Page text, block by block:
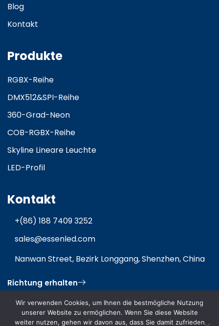
Blog
Kontakt
Produkte
RGBX-Reihe
DMX512&SPI-Reihe
360-Grad-Neon
COB-RGBX-Reihe
Skyline Lineare Leuchte
LED-Profil
Kontakt
+(86) 188 7409 3252
sales@essenled.com
Nanwan Street, Bezirk Longgang, Shenzhen, China
Richtung erhalten
Wir verwenden Cookies, um Ihnen die bestmögliche Nutzung
unserer Website zu ermöglichen. Wenn Sie diese Website
weiter nutzen, gehen wir davon aus, dass Sie damit zufrieden